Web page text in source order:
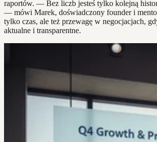
raportów. — Bez liczb jesteś tylko kolejną
— mówi Marek, doświadczony founder i
tylko czas, ale też przewagę w negocjacjach,
aktualne i transparentne.